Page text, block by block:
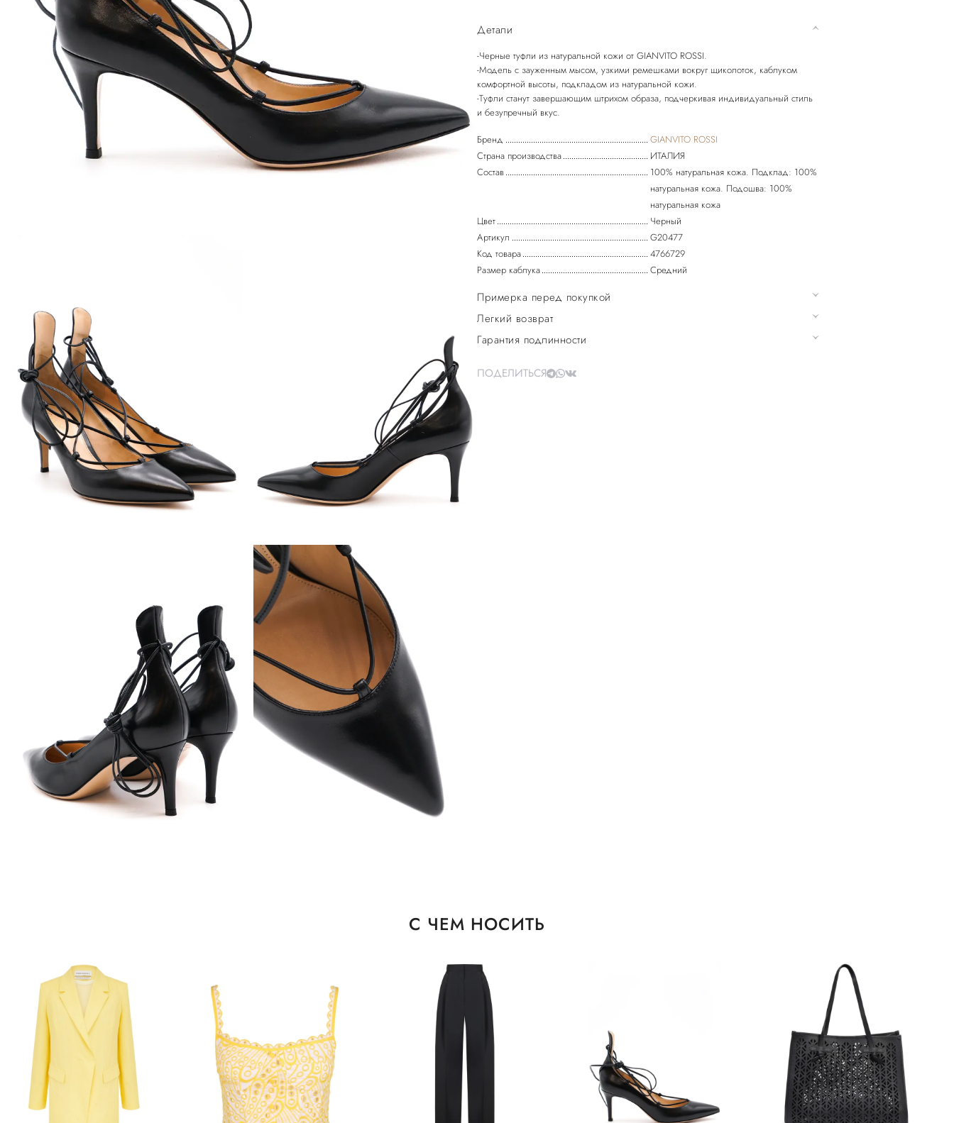
Детали
-Черные туфли из натуральной кожи от GIANVITO ROSSI.
-Модель с зауженным мысом, узкими ремешками вокруг щиколоток, каблуком
комфортной высоты, подкладом из натуральной кожи.
-Туфли станут завершающим штрихом образа, подчеркивая индивидуальный стиль
Бренд
GIANVITO ROSSI
Страна производства
ИТАЛИЯ
Состав
100% натуральная кожа. Подклад: 100%
натуральная кожа. Подошва: 100%
натуральная кожа
Цвет
Черный
Артикул
G20477
Код товара
4766729
Размер каблука
Средний
Примерка перед покупкой
Легкий возврат
Гарантия подлинности
ПОДЕЛИТЬСЯ
С ЧЕМ НОСИТЬ